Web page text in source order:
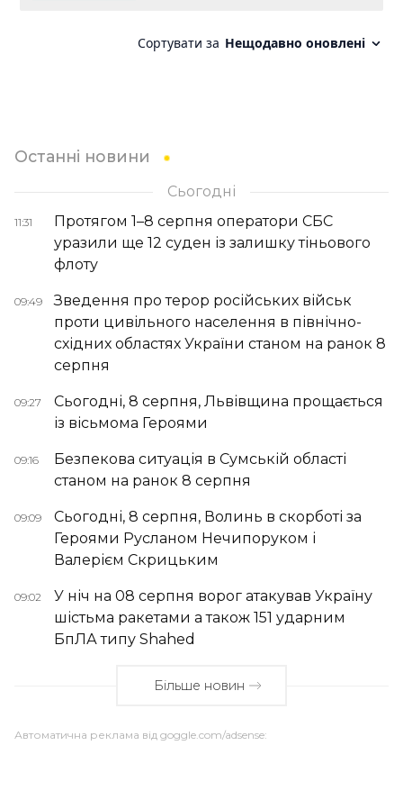
Останні новини
Сьогодні
11:31
Протягом 1–8 серпня оператори СБС
уразили ще 12 суден із залишку тіньового
флоту
09:49
Зведення про терор російських військ
проти цивільного населення в північно-
східних областях України станом на ранок 8
серпня
09:27
Сьогодні, 8 серпня, Львівщина прощається
із вісьмома Героями
09:16
Безпекова ситуація в Сумській області
станом на ранок 8 серпня
09:09
Сьогодні, 8 серпня, Волинь в скорботі за
Героями Русланом Нечипоруком і
Валерієм Скрицьким
09:02
У ніч на 08 серпня ворог атакував Україну
шістьма ракетами а також 151 ударним
БпЛА типу Shahed
Більше новин
Автоматична реклама від goggle.com/adsense: